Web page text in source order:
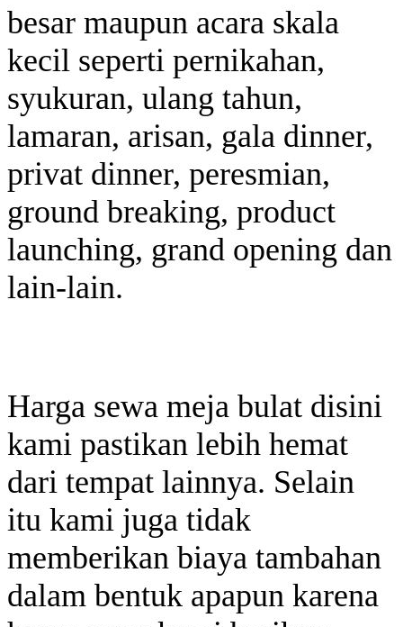
besar maupun acara skala
kecil seperti pernikahan,
syukuran, ulang tahun,
lamaran, arisan, gala dinner,
privat dinner, peresmian,
ground breaking, product
launching, grand opening dan
lain-lain.
Harga sewa meja bulat disini
kami pastikan lebih hemat
dari tempat lainnya. Selain
itu kami juga tidak
memberikan biaya tambahan
dalam bentuk apapun karena